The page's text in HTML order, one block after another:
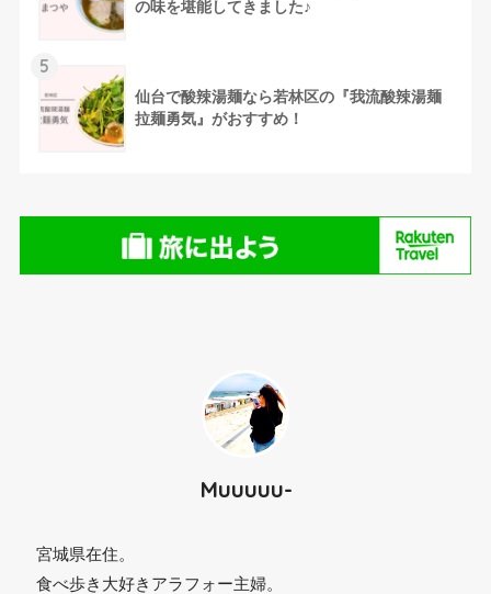
の味を堪能してきました♪
5
仙台で酸辣湯麺なら若林区の『我流酸辣湯麺
拉麺勇気』がおすすめ！
Muuuuu-
宮城県在住。
食べ歩き大好きアラフォー主婦。